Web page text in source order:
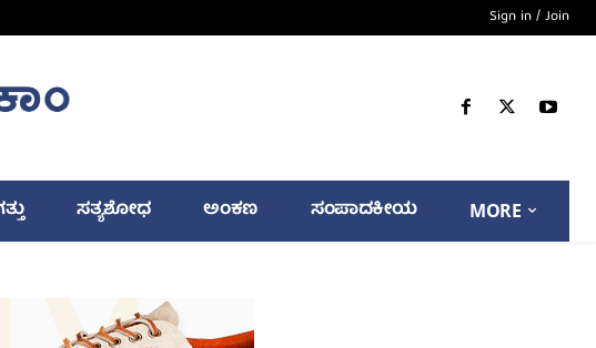
Sign in / Join
ಸತ್ಯಶೋಧ ಅಂಕಣ ಸಂಪಾದಕೀಯ MORE